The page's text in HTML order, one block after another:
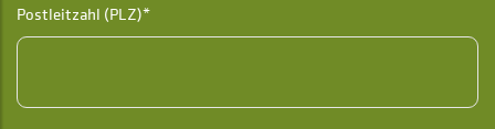
Postleitzahl (PLZ)*